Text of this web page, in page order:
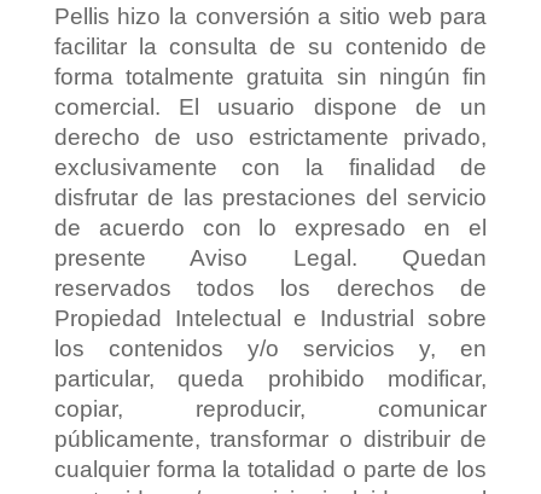
Pellis hizo la conversión a sitio web para
facilitar la consulta de su contenido de
forma totalmente gratuita sin ningún fin
comercial. El usuario dispone de un
derecho de uso estrictamente privado,
exclusivamente con la finalidad de
disfrutar de las prestaciones del servicio
de acuerdo con lo expresado en el
presente Aviso Legal. Quedan
reservados todos los derechos de
Propiedad Intelectual e Industrial sobre
los contenidos y/o servicios y, en
particular, queda prohibido modificar,
copiar, reproducir, comunicar
públicamente, transformar o distribuir de
cualquier forma la totalidad o parte de los